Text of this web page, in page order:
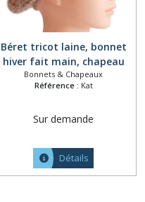
Béret tricot laine, bonnet
hiver fait main, chapeau
femme marron, couvre chef
tricoté, bonnet motifs
béret alpaga mohair soie
Bonnets & Chapeaux
Référence : Kat
Sur demande
Détails